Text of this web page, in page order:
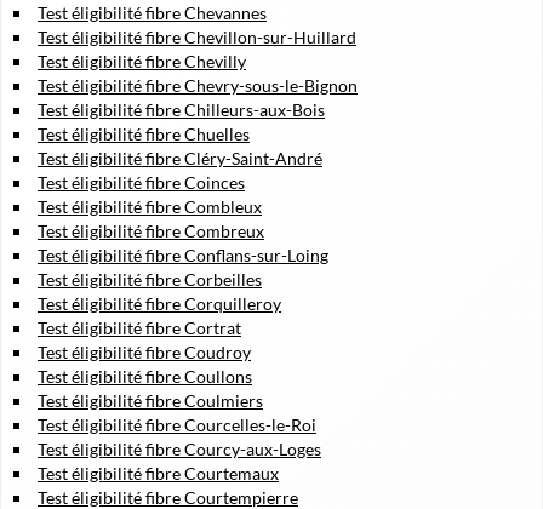
Test éligibilité fibre Chevannes
Test éligibilité fibre Chevillon-sur-Huillard
Test éligibilité fibre Chevilly
Test éligibilité fibre Chevry-sous-le-Bignon
Test éligibilité fibre Chilleurs-aux-Bois
Test éligibilité fibre Chuelles
Test éligibilité fibre Cléry-Saint-André
Test éligibilité fibre Coinces
Test éligibilité fibre Combleux
Test éligibilité fibre Combreux
Test éligibilité fibre Conflans-sur-Loing
Test éligibilité fibre Corbeilles
Test éligibilité fibre Corquilleroy
Test éligibilité fibre Cortrat
Test éligibilité fibre Coudroy
Test éligibilité fibre Coullons
Test éligibilité fibre Coulmiers
Test éligibilité fibre Courcelles-le-Roi
Test éligibilité fibre Courcy-aux-Loges
Test éligibilité fibre Courtemaux
Test éligibilité fibre Courtempierre